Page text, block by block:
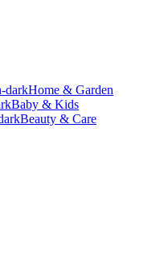
Home & Garden
Baby & Kids
Beauty & Care